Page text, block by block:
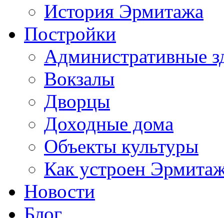
История Эрмитажа
Постройки
Административные
Вокзалы
Дворцы
Доходные дома
Объекты культуры
Как устроен
Новости